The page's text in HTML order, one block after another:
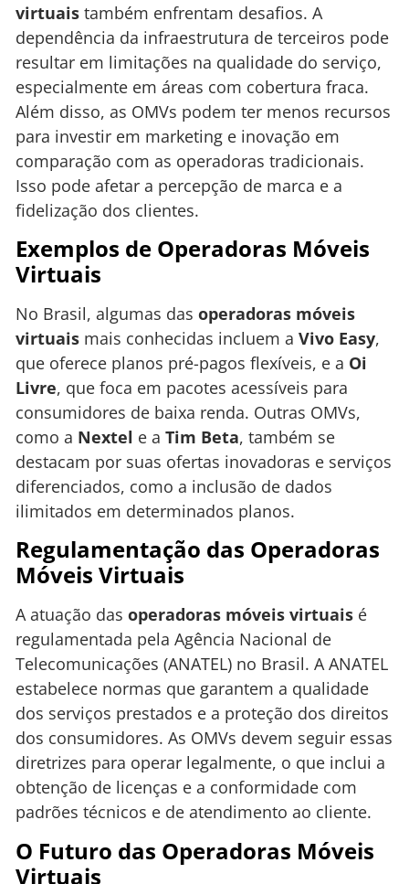
virtuais também enfrentam desafios. A
dependência da infraestrutura de terceiros pode
resultar em limitações na qualidade do serviço,
especialmente em áreas com cobertura fraca.
Além disso, as OMVs podem ter menos recursos
para investir em marketing e inovação em
comparação com as operadoras tradicionais.
Isso pode afetar a percepção de marca e a
fidelização dos clientes.
Exemplos de Operadoras Móveis
Virtuais
No Brasil, algumas das operadoras móveis
virtuais mais conhecidas incluem a Vivo Easy,
que oferece planos pré-pagos flexíveis, e a Oi
Livre, que foca em pacotes acessíveis para
consumidores de baixa renda. Outras OMVs,
como a Nextel e a Tim Beta, também se
destacam por suas ofertas inovadoras e serviços
diferenciados, como a inclusão de dados
ilimitados em determinados planos.
Regulamentação das Operadoras
Móveis Virtuais
A atuação das operadoras móveis virtuais é
regulamentada pela Agência Nacional de
Telecomunicações (ANATEL) no Brasil. A ANATEL
estabelece normas que garantem a qualidade
dos serviços prestados e a proteção dos direitos
dos consumidores. As OMVs devem seguir essas
diretrizes para operar legalmente, o que inclui a
obtenção de licenças e a conformidade com
padrões técnicos e de atendimento ao cliente.
O Futuro das Operadoras Móveis
Virtuais